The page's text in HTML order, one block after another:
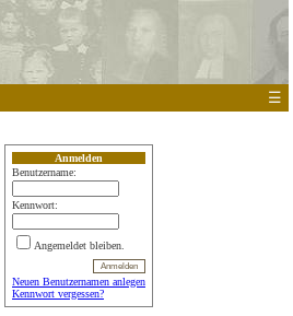
☰
Anmelden
Benutzername:
Kennwort:
Angemeldet bleiben.
Neuen Benutzernamen anlegen
Kennwort vergessen?